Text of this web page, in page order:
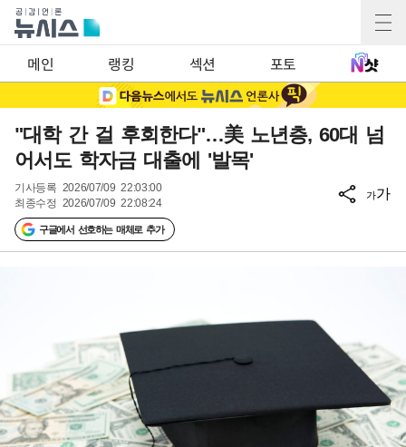
메인 랭킹 섹션 포토
"대학 간 걸 후회한다"…美 노년층, 60대 넘
어서도 학자금 대출에 '발목'
기사등록 2026/07/09 22:03:00
최종수정 2026/07/09 22:08:24
구글에서 선호하는 매체로 추가
가가